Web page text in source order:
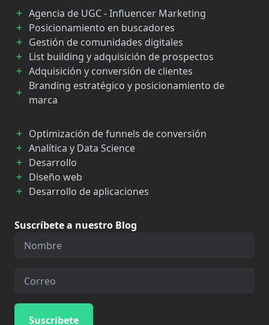
Agencia de UGC - Influencer Marketing
Posicionamiento en buscadores
Gestión de comunidades digitales
List building y adquisición de prospectos
Adquisición y conversión de clientes
Branding estratégico y posicionamiento de
marca
Optimización de funnels de conversión
Analítica y Data Science
Desarrollo
Diseño web
Desarrollo de aplicaciones
Suscríbete a nuestro Blog